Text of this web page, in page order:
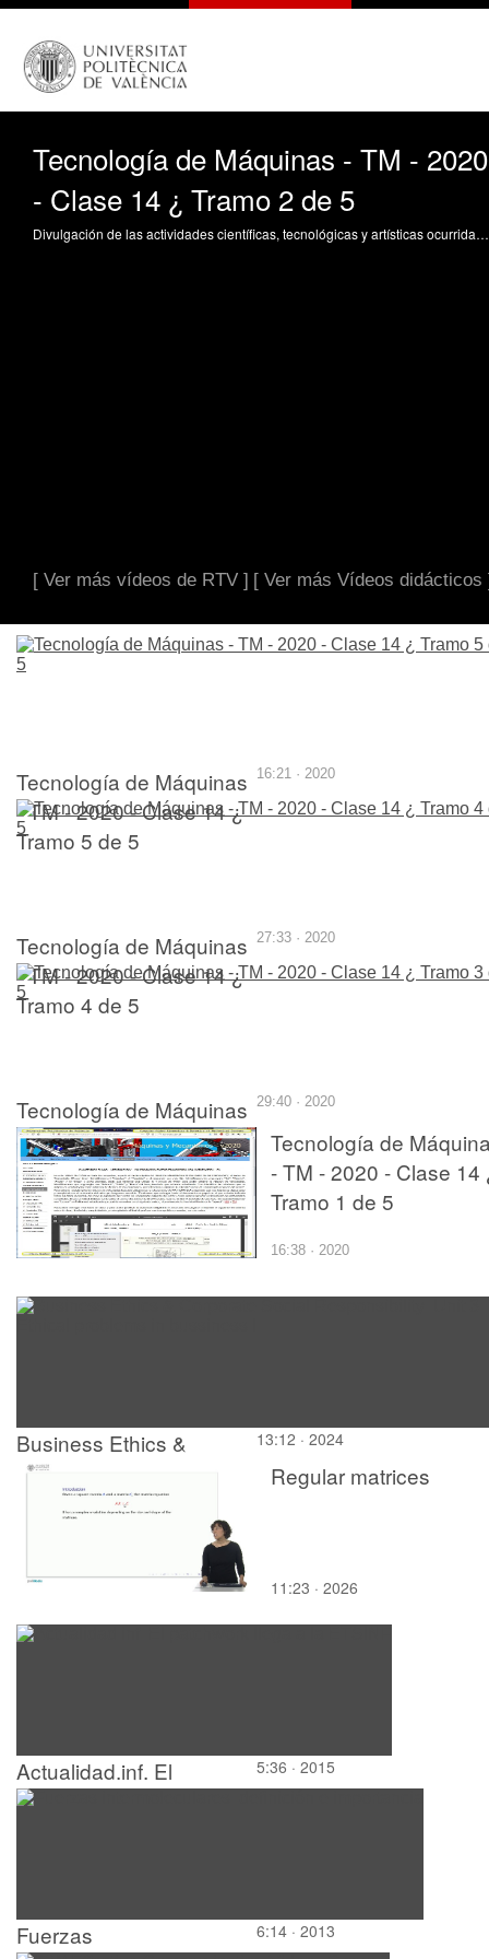
Tecnología de Máquinas - TM - 2020
- Clase 14 ¿ Tramo 2 de 5
Divulgación de las actividades científicas, tecnológicas y artísticas ocurridas en los tres campus de la UPV
[ Ver más vídeos de RTV ] [ Ver más Vídeos didácticos
Tecnología de Máquinas
- TM - 2020 - Clase 14 ¿
Tramo 5 de 5
16:21 · 2020
Tecnología de Máquinas
- TM - 2020 - Clase 14 ¿
Tramo 4 de 5
27:33 · 2020
Tecnología de Máquinas
- TM - 2020 - Clase 14 ¿
Tramo 3 de 5
29:40 · 2020
Tecnología de
- TM - 2020 - Clase 14
Tramo 1 de 5
16:38 · 2020
Business Ethics &
Corporate Social
Responsibility: Unit 3
13:12 · 2024
Regular matrices
11:23 · 2026
Actualidad.inf. El
patchwork llega a la
5:36 · 2015
Fuerzas
6:14 · 2013